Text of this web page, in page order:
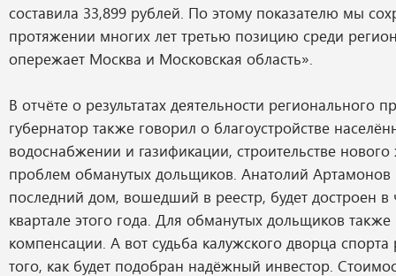
составила 33,899 рублей. По этому показателю мы
протяжении многих лет третью позицию среди
опережает Москва и Московская область».
В отчёте о результатах деятельности регионального
губернатор также говорил о благоустройстве
водоснабжении и газификации, строительстве
проблем обманутых дольщиков. Анатолий
последний дом, вошедший в реестр, будет достроен в
квартале этого года. Для обманутых дольщиков
компенсации. А вот судьба калужского дворца
того, как будет подобран надёжный инвестор.